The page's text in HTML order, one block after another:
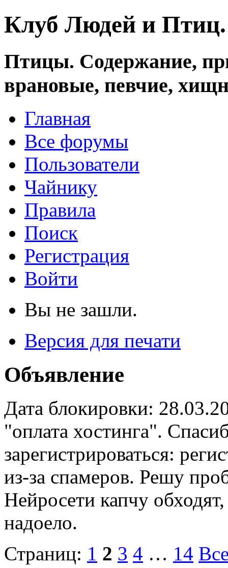
Клуб Людей и
Птицы. Содержание,
врановые, певчие,
Главная
Все форумы
Пользователи
Чайнику
Правила
Поиск
Регистрация
Войти
Вы не зашли.
Версия для печати
Объявление
Дата блокировки:
"оплата хостинга".
зарегистрироваться:
из-за спамеров. Решу
Нейросети капчу
надоело.
Страниц: 1 2 3 4 … 14